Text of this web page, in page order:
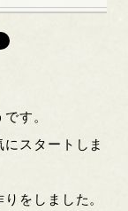
す。
スタートしま
をしました。